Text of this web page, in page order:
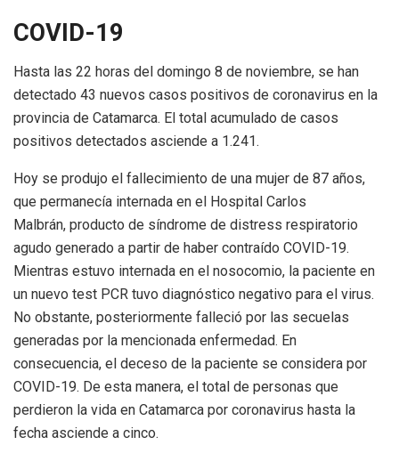
COVID-19
Hasta las 22 horas del domingo 8 de noviembre, se han
detectado 43 nuevos casos positivos de coronavirus en la
provincia de Catamarca. El total acumulado de casos
positivos detectados asciende a 1.241.
Hoy se produjo el fallecimiento de una mujer de 87 años,
que permanecía internada en el Hospital Carlos
Malbrán, producto de síndrome de distress respiratorio
agudo generado a partir de haber contraído COVID-19.
Mientras estuvo internada en el nosocomio, la paciente en
un nuevo test PCR tuvo diagnóstico negativo para el virus.
No obstante, posteriormente falleció por las secuelas
generadas por la mencionada enfermedad. En
consecuencia, el deceso de la paciente se considera por
COVID-19. De esta manera, el total de personas que
perdieron la vida en Catamarca por coronavirus hasta la
fecha asciende a cinco.